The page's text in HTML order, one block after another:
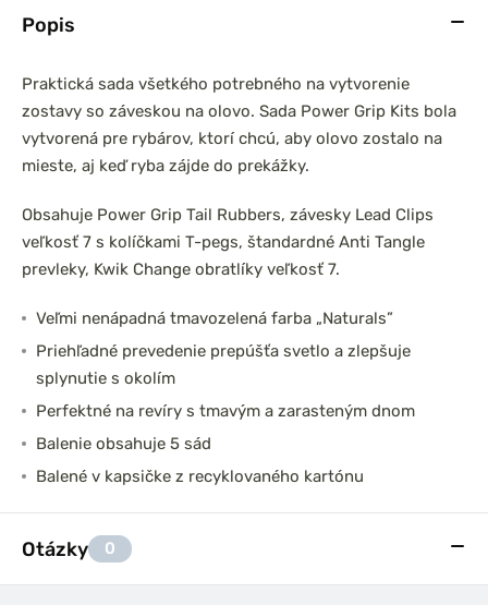
Popis
Praktická sada všetkého potrebného na vytvorenie
zostavy so záveskou na olovo. Sada Power Grip Kits bola
vytvorená pre rybárov, ktorí chcú, aby olovo zostalo na
mieste, aj keď ryba zájde do prekážky.
Obsahuje Power Grip Tail Rubbers, závesky Lead Clips
veľkosť 7 s kolíčkami T-pegs, štandardné Anti Tangle
prevleky, Kwik Change obratlíky veľkosť 7.
Veľmi nenápadná tmavozelená farba „Naturals”
Priehľadné prevedenie prepúšťa svetlo a zlepšuje
splynutie s okolím
Perfektné na revíry s tmavým a zarasteným dnom
Balenie obsahuje 5 sád
Balené v kapsičke z recyklovaného kartónu
Otázky 0